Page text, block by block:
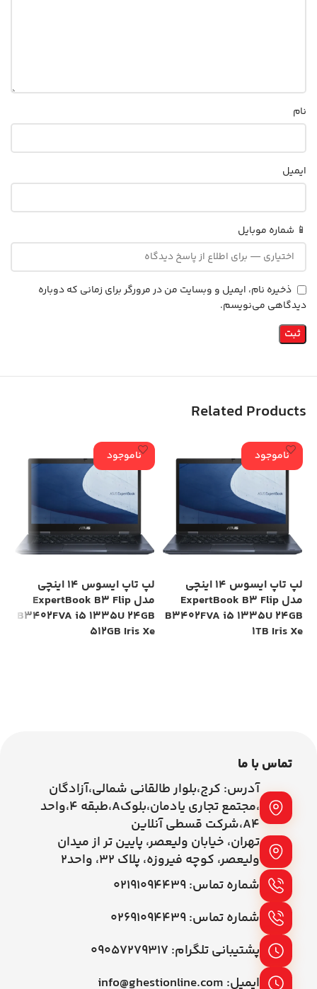
نام
ایمیل
📱 شماره موبایل
ذخیره نام، ایمیل و وبسایت من در مرورگر برای زمانی که دوباره
دیدگاهی می‌نویسم.
Related Products
ناموجود
لپ تاپ ایسوس 14 اینچی
مدل ExpertBook B3 Flip
B3402FVA i5 1335U 24GB
1TB Iris Xe
ناموجود
لپ تاپ ایسوس 14 اینچی
مدل ExpertBook B3 Flip
B3402FVA i5 1335U 24GB
512GB Iris Xe
تماس با ما
آدرس: کرج،بلوار طالقانی شمالی،آزادگان
،مجتمع تجاری یادمان،بلوکA،طبقه ۴،واحد
A4،شرکت قسطی آنلاین
تهران، خیابان ولیعصر، پایین تر از میدان
ولیعصر، کوچه فیروزه، پلاک 32، واحد2
شماره تماس: ۰۲۱۹۱۰۹۴۴۳۹
شماره تماس: ۰۲۶۹۱۰۹۴۴۳۹
پشتیبانی تلگرام: ۰۹۰۵۷۲۷۹۳۱۷
ایمیل: info@ghestionline.com